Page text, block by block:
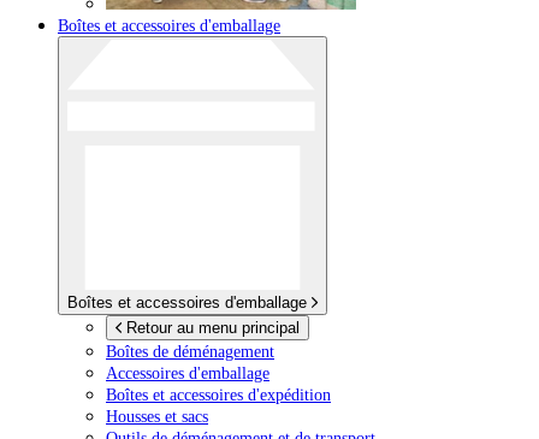
Boîtes et accessoires d'emballage
Boîtes et accessoires d'emballage
Retour au menu principal
Boîtes de déménagement
Accessoires d'emballage
Boîtes et accessoires d'expédition
Housses et sacs